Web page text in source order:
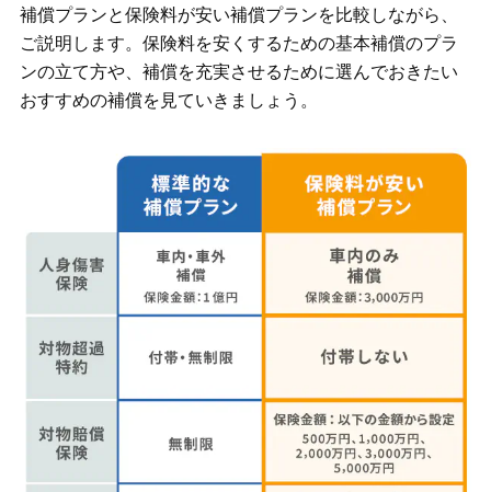
補償プランと保険料が安い補償プランを比較しながら、
ご説明します。保険料を安くするための基本補償のプラ
ンの立て方や、補償を充実させるために選んでおきたい
おすすめの補償を見ていきましょう。